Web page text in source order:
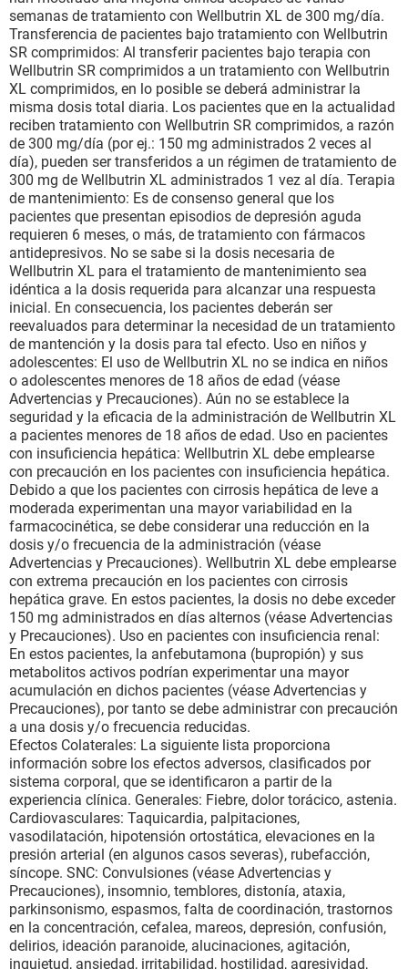
semanas de tratamiento con Wellbutrin XL de 300 mg/día.
Transferencia de pacientes bajo tratamiento con Wellbutrin
SR comprimidos: Al transferir pacientes bajo terapia con
Wellbutrin SR comprimidos a un tratamiento con Wellbutrin
XL comprimidos, en lo posible se deberá administrar la
misma dosis total diaria. Los pacientes que en la actualidad
reciben tratamiento con Wellbutrin SR comprimidos, a razón
de 300 mg/día (por ej.: 150 mg administrados 2 veces al
día), pueden ser transferidos a un régimen de tratamiento de
300 mg de Wellbutrin XL administrados 1 vez al día. Terapia
de mantenimiento: Es de consenso general que los
pacientes que presentan episodios de depresión aguda
requieren 6 meses, o más, de tratamiento con fármacos
antidepresivos. No se sabe si la dosis necesaria de
Wellbutrin XL para el tratamiento de mantenimiento sea
idéntica a la dosis requerida para alcanzar una respuesta
inicial. En consecuencia, los pacientes deberán ser
reevaluados para determinar la necesidad de un tratamiento
de mantención y la dosis para tal efecto. Uso en niños y
adolescentes: El uso de Wellbutrin XL no se indica en niños
o adolescentes menores de 18 años de edad (véase
Advertencias y Precauciones). Aún no se establece la
seguridad y la eficacia de la administración de Wellbutrin XL
a pacientes menores de 18 años de edad. Uso en pacientes
con insuficiencia hepática: Wellbutrin XL debe emplearse
con precaución en los pacientes con insuficiencia hepática.
Debido a que los pacientes con cirrosis hepática de leve a
moderada experimentan una mayor variabilidad en la
farmacocinética, se debe considerar una reducción en la
dosis y/o frecuencia de la administración (véase
Advertencias y Precauciones). Wellbutrin XL debe emplearse
con extrema precaución en los pacientes con cirrosis
hepática grave. En estos pacientes, la dosis no debe exceder
150 mg administrados en días alternos (véase Advertencias
y Precauciones). Uso en pacientes con insuficiencia renal:
En estos pacientes, la anfebutamona (bupropión) y sus
metabolitos activos podrían experimentar una mayor
acumulación en dichos pacientes (véase Advertencias y
Precauciones), por tanto se debe administrar con precaución
a una dosis y/o frecuencia reducidas.
Efectos Colaterales: La siguiente lista proporciona
información sobre los efectos adversos, clasificados por
sistema corporal, que se identificaron a partir de la
experiencia clínica. Generales: Fiebre, dolor torácico, astenia.
Cardiovasculares: Taquicardia, palpitaciones,
vasodilatación, hipotensión ortostática, elevaciones en la
presión arterial (en algunos casos severas), rubefacción,
síncope. SNC: Convulsiones (véase Advertencias y
Precauciones), insomnio, temblores, distonía, ataxia,
parkinsonismo, espasmos, falta de coordinación, trastornos
en la concentración, cefalea, mareos, depresión, confusión,
delirios, ideación paranoide, alucinaciones, agitación,
inquietud, ansiedad, irritabilidad, hostilidad, agresividad,